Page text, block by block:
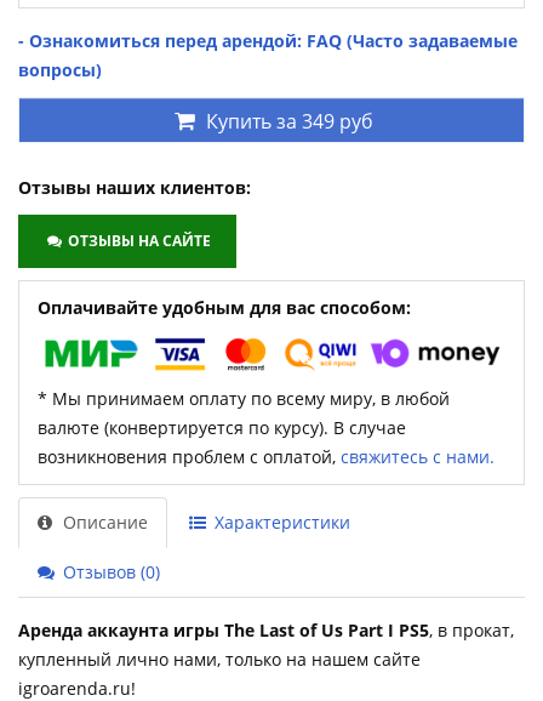
- Ознакомиться перед арендой: FAQ (Часто задаваемые
вопросы)
Купить за 349 руб
Отзывы наших клиентов:
ОТЗЫВЫ НА САЙТЕ
Оплачивайте удобным для вас способом:
* Мы принимаем оплату по всему миру, в любой
валюте (конвертируется по курсу). В случае
возникновения проблем с оплатой, свяжитесь с нами.
Описание Характеристики
Отзывов (0)
Аренда аккаунта игры The Last of Us Part I PS5, в прокат,
купленный лично нами, только на нашем сайте
igroarenda.ru!